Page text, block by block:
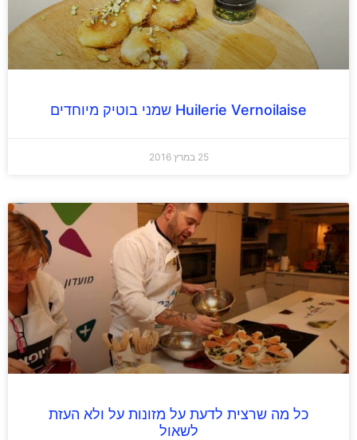
Huilerie Vernoilaise שמני בוטיק מיוחדים
כל מה שרצית לדעת על מזונות על ולא העזת
לשאול